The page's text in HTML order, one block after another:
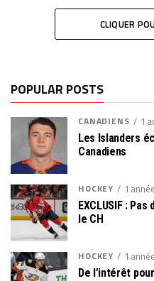
CLIQUER
POPULAR POSTS
CANADIENS 1
Les Islanders
Canadiens
HOCKEY 1
EXCLUSIF :
le CH
HOCKEY 1
De l’intérêt